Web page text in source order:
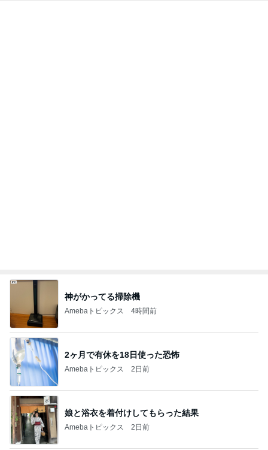
神がかってる掃除機
Amebaトピックス 4時間前
2ヶ月で有休を18日使った恐怖
Amebaトピックス 2日前
娘と浴衣を着付けしてもらった結果
Amebaトピックス 2日前